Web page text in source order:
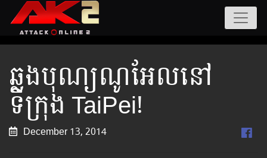
ឆ្លងបុណ្យណូអែលនៅ
ទីក្រុង TaiPei!
December 13, 2014